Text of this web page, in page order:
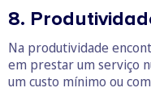
8.
Na produtividade
em prestar um serviço
um custo mínimo ou